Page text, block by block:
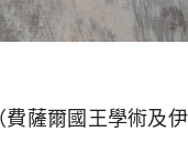
薩爾國王學術及